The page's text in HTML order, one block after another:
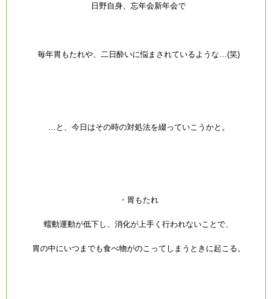
日野自身、忘年会新年会で
毎年胃もたれや、二日酔いに悩まされているような…(笑)
…と、今日はその時の対処法を綴っていこうかと。
・胃もたれ
蠕動運動が低下し、消化が上手く行われないことで、
胃の中にいつまでも食べ物がのこってしまうときに起こる。